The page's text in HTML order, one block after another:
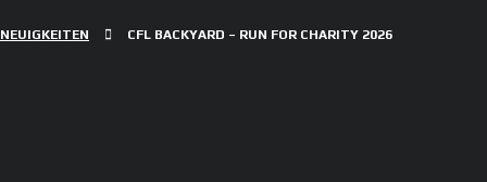
NEUIGKEITEN CFL BACKYARD – RUN FOR CHARITY 2026